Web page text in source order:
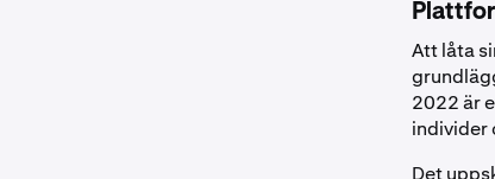
Att låta
2022 är
individer
Det